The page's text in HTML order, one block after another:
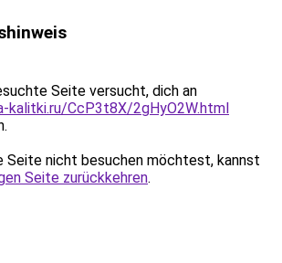
Seite versucht, dich an
CcP3t8X/2gHyO2W.html
Seite nicht besuchen möchtest, kannst
Seite zurückkehren.